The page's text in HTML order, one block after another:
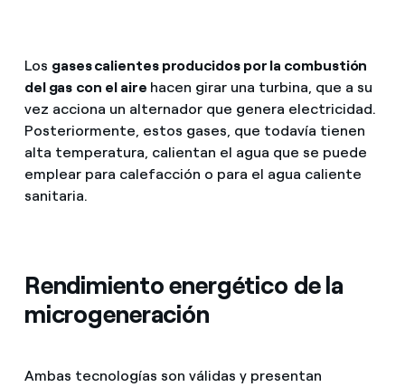
Los gases calientes producidos por la combustión
del gas con el aire hacen girar una turbina, que a su
vez acciona un alternador que genera electricidad.
Posteriormente, estos gases, que todavía tienen
alta temperatura, calientan el agua que se puede
emplear para calefacción o para el agua caliente
sanitaria.
Rendimiento energético de la
microgeneración
Ambas tecnologías son válidas y presentan